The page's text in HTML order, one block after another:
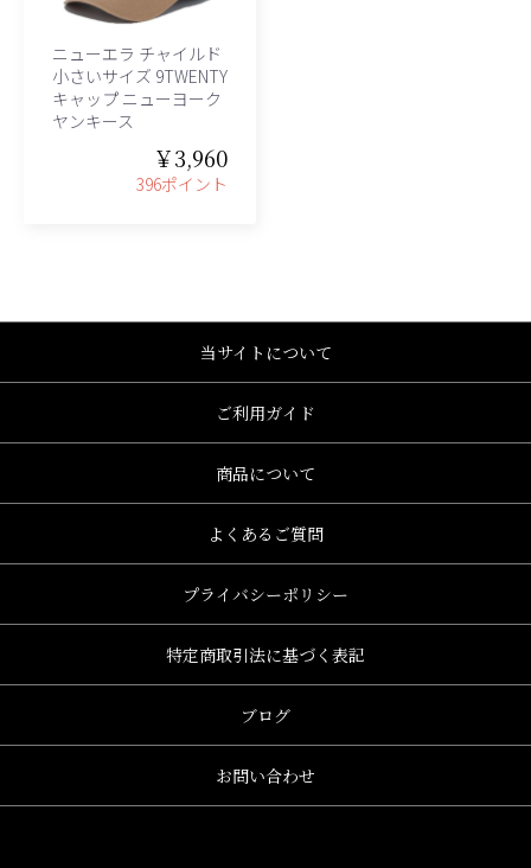
ニューエラ チャイルド
小さいサイズ 9TWENTY
キャップ ニューヨーク
ヤンキース
￥3,960
396ポイント
当サイトについて
ご利用ガイド
商品について
よくあるご質問
プライバシーポリシー
特定商取引法に基づく表記
ブログ
お問い合わせ